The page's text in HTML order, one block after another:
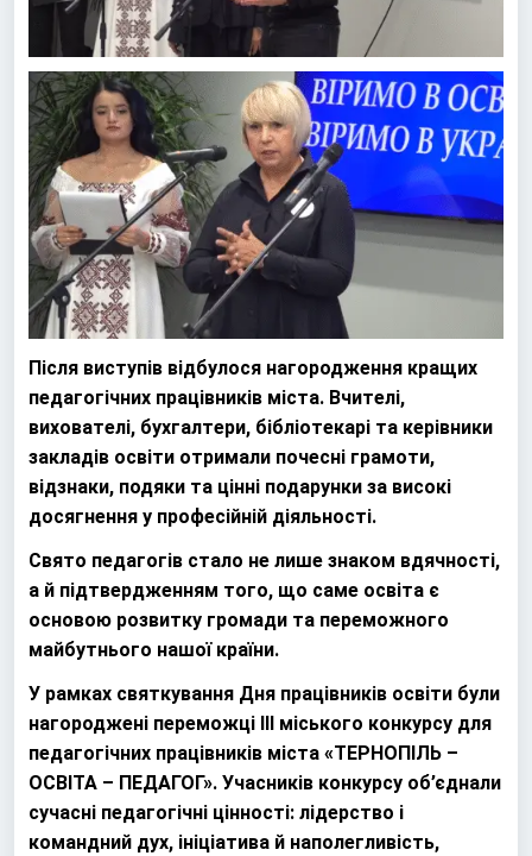
Після виступів відбулося нагородження кращих
педагогічних працівників міста. Вчителі,
вихователі, бухгалтери, бібліотекарі та керівники
закладів освіти отримали почесні грамоти,
відзнаки, подяки та цінні подарунки за високі
досягнення у професійній діяльності.
Свято педагогів стало не лише знаком вдячності,
а й підтвердженням того, що саме освіта є
основою розвитку громади та переможного
майбутнього нашої країни.
У рамках святкування Дня працівників освіти були
нагороджені переможці ІІІ міського конкурсу для
педагогічних працівників міста «ТЕРНОПІЛЬ –
ОСВІТА – ПЕДАГОГ». Учасників конкурсу об’єднали
сучасні педагогічні цінності: лідерство і
командний дух, ініціатива й наполегливість,